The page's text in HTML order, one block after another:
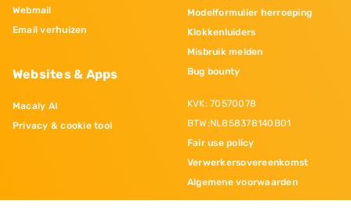
Webmail
Email verhuizen
Websites & Apps
Macaly AI
Privacy & cookie tool
Modelformulier herroeping
Klokkenluiders
Misbruik melden
Bug bounty
KVK: 70570078
BTW:NL858378140B01
Fair use policy
Verwerkersovereenkomst
Algemene voorwaarden